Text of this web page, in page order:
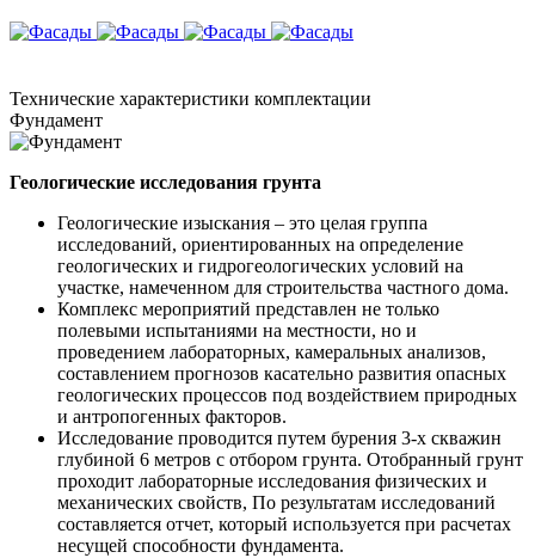
Технические характеристики комплектации
Фундамент
Геологические исследования грунта
Геологические изыскания – это целая группа
исследований, ориентированных на определение
геологических и гидрогеологических условий на
участке, намеченном для строительства частного дома.
Комплекс мероприятий представлен не только
полевыми испытаниями на местности, но и
проведением лабораторных, камеральных анализов,
составлением прогнозов касательно развития опасных
геологических процессов под воздействием природных
и антропогенных факторов.
Исследование проводится путем бурения 3-х скважин
глубиной 6 метров с отбором грунта. Отобранный грунт
проходит лабораторные исследования физических и
механических свойств, По результатам исследований
составляется отчет, который используется при расчетах
несущей способности фундамента.